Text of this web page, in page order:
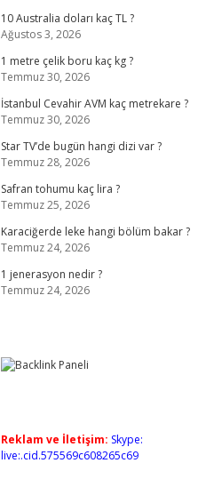
10 Australia doları kaç TL ?
Ağustos 3, 2026
1 metre çelik boru kaç kg ?
Temmuz 30, 2026
İstanbul Cevahir AVM kaç metrekare ?
Temmuz 30, 2026
Star TV’de bugün hangi dizi var ?
Temmuz 28, 2026
Safran tohumu kaç lira ?
Temmuz 25, 2026
Karaciğerde leke hangi bölüm bakar ?
Temmuz 24, 2026
1 jenerasyon nedir ?
Temmuz 24, 2026
Reklam ve İletişim: Skype:
live:.cid.575569c608265c69